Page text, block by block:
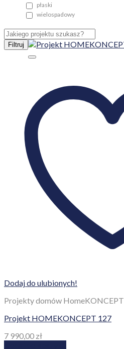
płaski
wielospadowy
Filtruj
Dodaj do ulubionych!
Projekty domów HomeKONCEPT
Projekt HOMEKONCEPT 127
7 990,00 zł